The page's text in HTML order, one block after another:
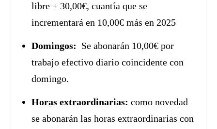
libre + 30,00€, cuantía que se
incrementará en 10,00€ más en 2025
Domingos: Se abonarán 10,00€ por
trabajo efectivo diario coincidente con
domingo.
Horas extraordinarias: como novedad
se abonarán las horas extraordinarias con